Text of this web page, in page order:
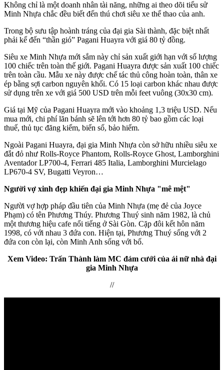
Không chỉ là một doanh nhân tài năng, những ai theo dõi tiểu sử
Minh Nhựa chắc đều biết đến thú chơi siêu xe thể thao của anh.
Trong bộ sưu tập hoành tráng của đại gia Sài thành, đặc biệt nhất
phải kể đến “thần gió” Pagani Huayra với giá 80 tỷ đồng.
Siêu xe Minh Nhựa mới sắm này chỉ sản xuất giới hạn với số lượng
100 chiếc trên toàn thế giới. Pagani Huayra được sản xuất 100 chiếc
trên toàn cầu. Mẫu xe này được chế tác thủ công hoàn toàn, thân xe
ép bằng sợi carbon nguyên khối. Có 15 loại carbon khác nhau được
sử dụng trên xe với giá 500 USD trên mỗi feet vuông (30x30 cm).
Giá tại Mỹ của Pagani Huayra mới vào khoảng 1,3 triệu USD. Nếu
mua mới, chi phí lăn bánh sẽ lên tới hơn 80 tỷ bao gồm các loại
thuế, thủ tục đăng kiểm, biển số, bảo hiểm.
Ngoài Pagani Huayra, đại gia Minh Nhựa còn sở hữu nhiều siêu xe
đắt đỏ như Rolls-Royce Phantom, Rolls-Royce Ghost, Lamborghini
Aventador LP700-4, Ferrari 485 Italia, Lamborghini Murcielago
LP670-4 SV, Bugatti Veyron…
Người vợ xinh đẹp khiến đại gia Minh Nhựa "mê mệt"
Người vợ hợp pháp đầu tiên của Minh Nhựa (mẹ đẻ của Joyce
Phạm) có tên Phương Thúy. Phương Thuý sinh năm 1982, là chủ
một thương hiệu cafe nổi tiếng ở Sài Gòn. Cặp đôi kết hôn năm
1998, có với nhau 3 đứa con. Hiện tại, Phương Thuý sống với 2
đứa con còn lại, còn Minh Anh sống với bố.
Xem Video: Trấn Thành làm MC đám cưới của ái nữ nhà đại
gia Minh Nhựa
//